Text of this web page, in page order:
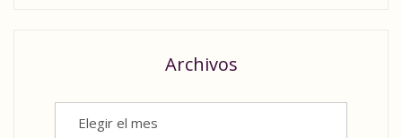
Archivos